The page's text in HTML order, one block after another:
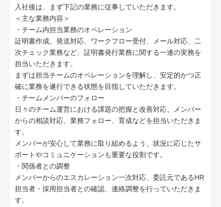
入社後は、まず下記の業務に従事していただきます。
＜主な業務内容＞
・チーム内担当業務のオペレーション
証明書作成、発送対応、ワークフロー受付、メール対応、二
次チェック業務など、証明書発行業務に関する一連の実務を
担当いただきます。
まずは担当チームのオペレーションを理解し、安定的かつ正
確に業務を遂行できる状態を目指していただきます。
・チームメンバーのフォロー
日々のチーム運営における課題の把握と改善対応、メンバー
からの相談対応、業務フォロー、育成などを担当いただきま
す。
メンバーが安心して業務に取り組めるよう、状況に応じたサ
ポートやコミュニケーションも重要な役割です。
・関係者との調整
メンバーからのエスカレーション一次対応、委託元であるHR
担当者・採用担当者との確認、連絡調整を行っていただきま
す。